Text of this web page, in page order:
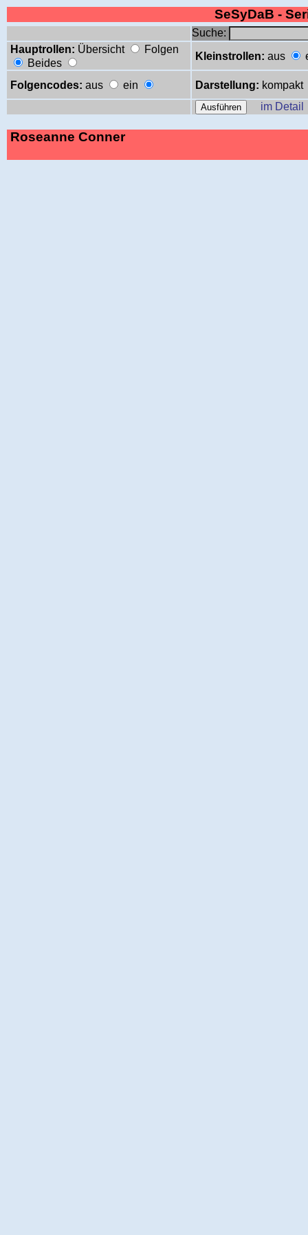
SeSyDaB -
Suche:
Hauptrollen: Übersicht
Folgen
Beides
Kleinstrollen: aus
Folgencodes: aus ein Darstellung: kompakt
im Detail
Roseanne Conner